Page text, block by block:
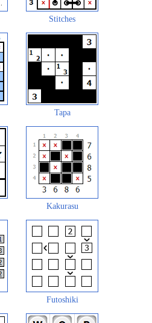
Stitches
Tapa
Kakurasu
Futoshiki